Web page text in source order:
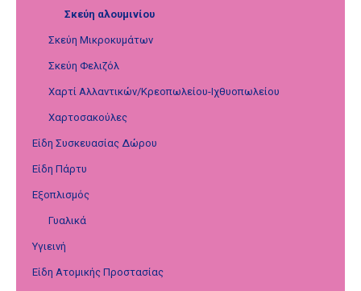
Σκεύη αλουμινίου
Σκεύη Μικροκυμάτων
Σκεύη Φελιζόλ
Χαρτί Αλλαντικών/Κρεοπωλείου-Ιχθυοπωλείου
Χαρτοσακούλες
Είδη Συσκευασίας Δώρου
Είδη Πάρτυ
Εξοπλισμός
Γυαλικά
Υγιεινή
Είδη Ατομικής Προστασίας